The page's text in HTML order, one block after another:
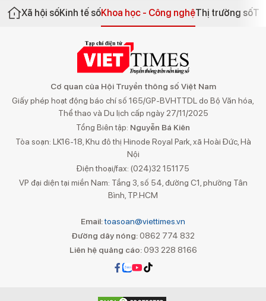
Xã hội sốKinh tế sốKhoa học - Công nghệThị trường số
Cơ quan của Hội Truyền thông số Việt Nam
Giấy phép hoạt động báo chí số 165/GP-BVHTTDL do Bộ Văn hóa,
Thể thao và Du lịch cấp ngày 27/11/2025
Tổng Biên tập: Nguyễn Bá Kiên
Tòa soạn: LK16-18, Khu đô thị Hinode Royal Park, xã Hoài Đức, Hà
Nội
Điện thoại/fax: (024)32 151175
VP đại diện tại miền Nam: Tầng 3, số 54, đường C1, phường Tân
Bình, TP.HCM
Email:toasoan@viettimes.vn
Đường dây nóng: 0862 774 832
Liên hệ quảng cáo:093 228 8166